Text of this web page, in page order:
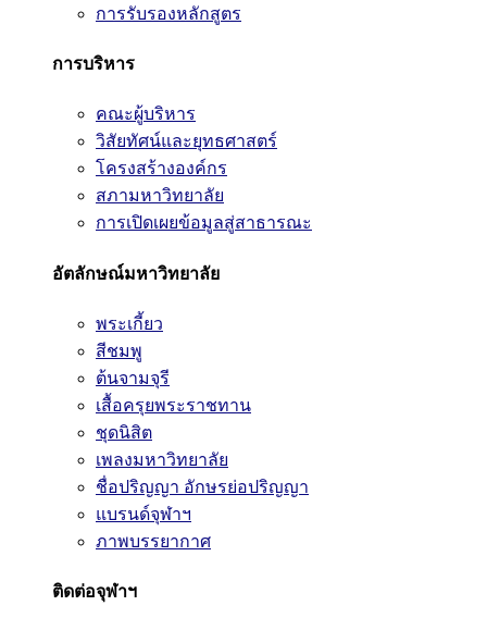
การรับรองหลักสูตร
การบริหาร
คณะผู้บริหาร
วิสัยทัศน์และยุทธศาสตร์
โครงสร้างองค์กร
สภามหาวิทยาลัย
การเปิดเผยข้อมูลสู่สาธารณะ
อัตลักษณ์มหาวิทยาลัย
พระเกี้ยว
สีชมพู
ต้นจามจุรี
เสื้อครุยพระราชทาน
ชุดนิสิต
เพลงมหาวิทยาลัย
ชื่อปริญญา อักษรย่อปริญญา
แบรนด์จุฬาฯ
ภาพบรรยากาศ
ติดต่อจุฬาฯ